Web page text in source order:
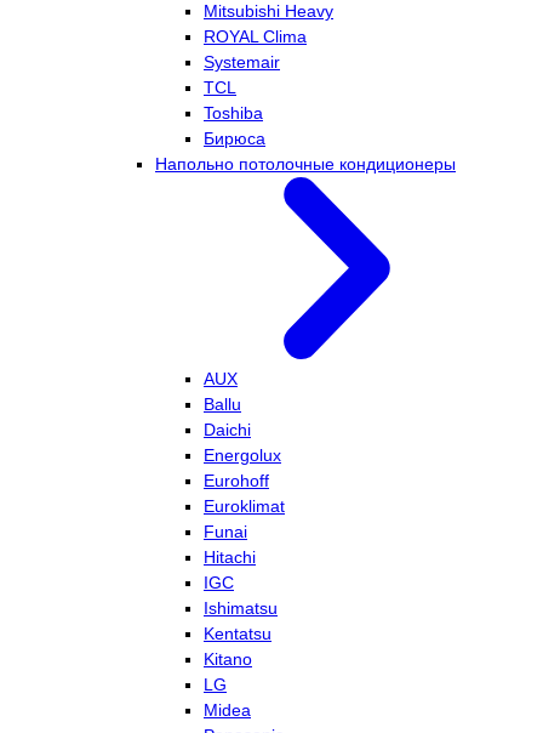
Mitsubishi Heavy
ROYAL Clima
Systemair
TCL
Toshiba
Бирюса
Напольно потолочные кондиционеры
AUX
Ballu
Daichi
Energolux
Eurohoff
Euroklimat
Funai
Hitachi
IGC
Ishimatsu
Kentatsu
Kitano
LG
Midea